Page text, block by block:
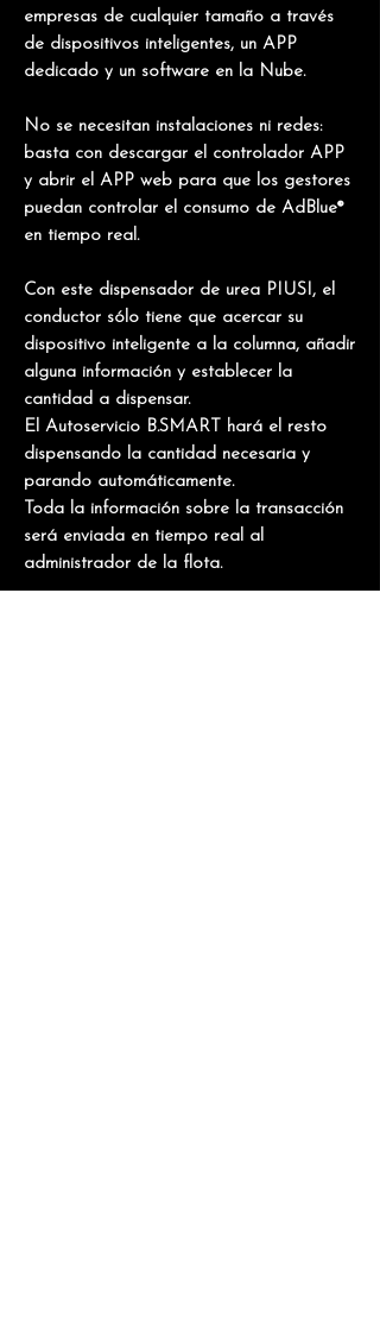
empresas de cualquier tamaño a través
de dispositivos inteligentes, un APP
dedicado y un software en la Nube.
No se necesitan instalaciones ni redes:
basta con descargar el controlador APP
y abrir el APP web para que los gestores
puedan controlar el consumo de AdBlue®
en tiempo real.
Con este dispensador de urea PIUSI, el
conductor sólo tiene que acercar su
dispositivo inteligente a la columna, añadir
alguna información y establecer la
cantidad a dispensar.
El Autoservicio B.SMART hará el resto
dispensando la cantidad necesaria y
parando automáticamente.
Toda la información sobre la transacción
será enviada en tiempo real al
administrador de la flota.